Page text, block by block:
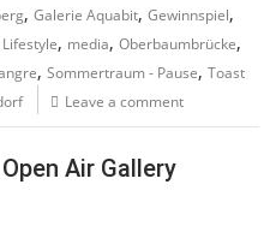
,Galerie Aquabit,Gewinnspiel,
Lifestyle, media,Oberbaumbrücke,
,Sommertraum - Pause,Toast
Leave a comment
Air Gallery